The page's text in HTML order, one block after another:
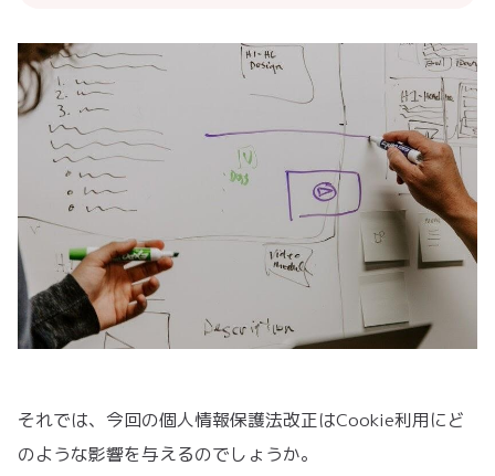
それでは、今回の個人情報保護法改正はCookie利用にど
のような影響を与えるのでしょうか。